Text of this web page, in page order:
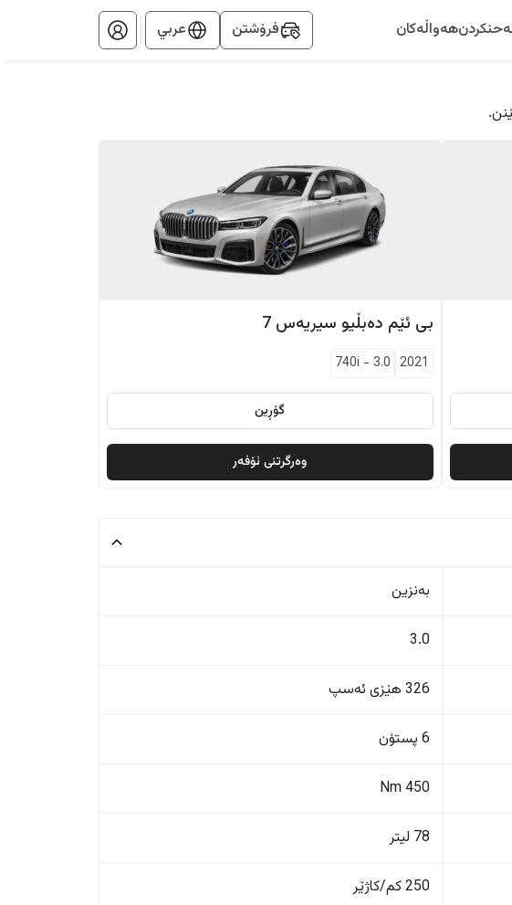
هەواڵەکان فرۆشتن عربي
بی ئێم دەبڵیو سیریەس 7
2021
740i - 3.0
گۆڕین
وەرگرتنی ئۆفەر
بەنزین
3.0
326 هێزی ئەسپ
6 پستۆن
450 Nm
78 لیتر
250 کم/کاژێر